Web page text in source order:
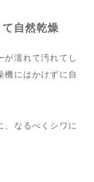
自然乾燥
が濡れて汚れてし
機にはかけずに自
、なるべくシワに